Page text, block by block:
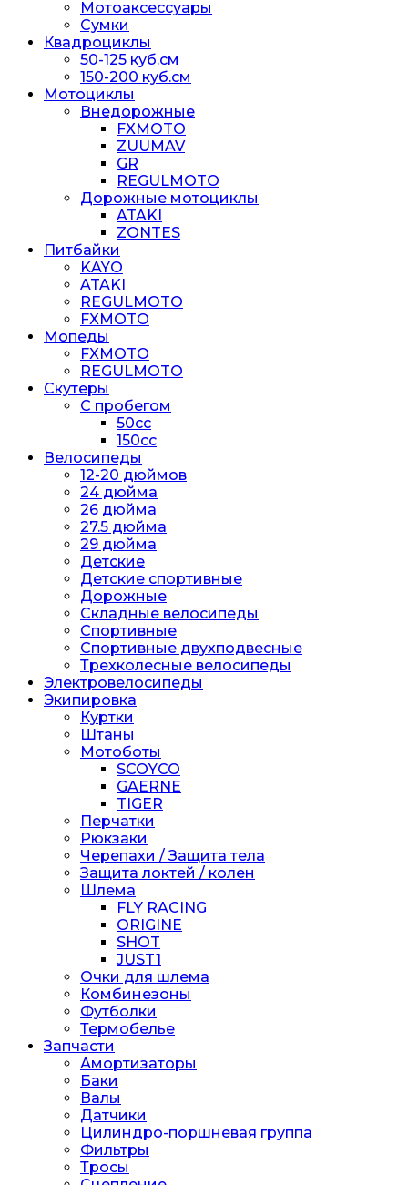
Мотоаксессуары
Сумки
Квадроциклы
50-125 куб.см
150-200 куб.см
Мотоциклы
Внедорожные
FXMOTO
ZUUMAV
GR
REGULMOTO
Дорожные мотоциклы
ATAKI
ZONTES
Питбайки
KAYO
ATAKI
REGULMOTO
FXMOTO
Мопеды
FXMOTO
REGULMOTO
Скутеры
С пробегом
50cc
150cc
Велосипеды
12-20 дюймов
24 дюйма
26 дюйма
27.5 дюйма
29 дюйма
Детские
Детские спортивные
Дорожные
Складные велосипеды
Спортивные
Спортивные двухподвесные
Трехколесные велосипеды
Электровелосипеды
Экипировка
Куртки
Штаны
Мотоботы
SCOYCO
GAERNE
TIGER
Перчатки
Рюкзаки
Черепахи / Защита тела
Защита локтей / колен
Шлема
FLY RACING
ORIGINE
SHOT
JUST1
Очки для шлема
Комбинезоны
Футболки
Термобелье
Запчасти
Амортизаторы
Баки
Валы
Датчики
Цилиндро-поршневая группа
Фильтры
Тросы